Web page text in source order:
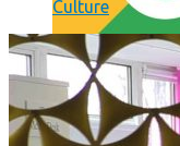
Culture